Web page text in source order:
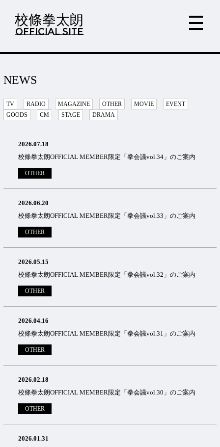
校條拳太朗
OFFICIAL SITE
NEWS
TV RADIO MAGAZINE OTHER MOVIE
EVENT
GOODS
CM STAGE DRAMA
2026.07.18
校條拳太朗OFFICIAL MEMBER限定「拳会議vol.34」のご案内
OTHER
2026.06.20
校條拳太朗OFFICIAL MEMBER限定「拳会議vol.33」のご案内
OTHER
2026.05.15
校條拳太朗OFFICIAL MEMBER限定「拳会議vol.32」のご案内
OTHER
2026.04.16
校條拳太朗OFFICIAL MEMBER限定「拳会議vol.31」のご案内
OTHER
2026.02.18
校條拳太朗OFFICIAL MEMBER限定「拳会議vol.30」のご案内
OTHER
2026.01.31